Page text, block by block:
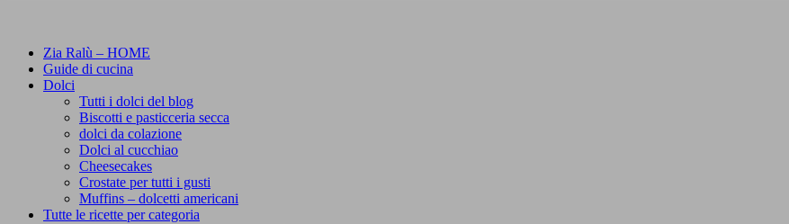
Zia Ralù – HOME
Guide di cucina
Dolci
Tutti i dolci del blog
Biscotti e pasticceria secca
dolci da colazione
Dolci al cucchiao
Cheesecakes
Crostate per tutti i gusti
Muffins – dolcetti americani
Tutte le ricette per categoria